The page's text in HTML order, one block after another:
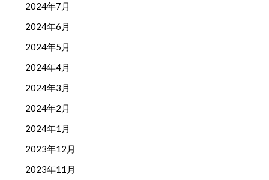
2024年7月
2024年6月
2024年5月
2024年4月
2024年3月
2024年2月
2024年1月
2023年12月
2023年11月